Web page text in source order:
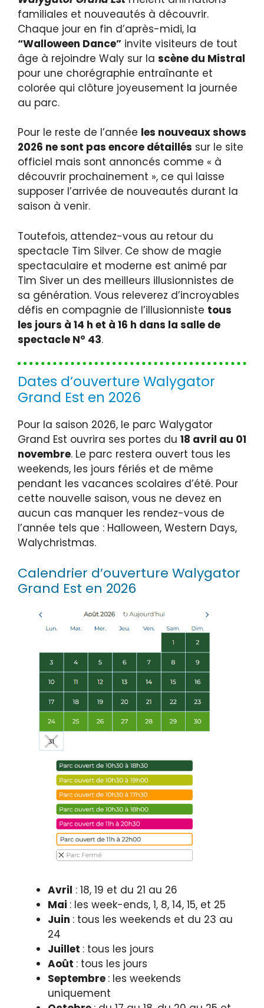
familiales et nouveautés à découvrir.
Chaque jour en fin d’après-midi, la
“Walloween Dance” invite visiteurs de tout
âge à rejoindre Waly sur la scène du Mistral
pour une chorégraphie entraînante et
colorée qui clôture joyeusement la journée
au parc.
Pour le reste de l’année les nouveaux shows
2026 ne sont pas encore détaillés sur le site
officiel mais sont annoncés comme « à
découvrir prochainement », ce qui laisse
supposer l’arrivée de nouveautés durant la
saison à venir.
Toutefois, attendez-vous au retour du
spectacle Tim Silver. Ce show de magie
spectaculaire et moderne est animé par
Tim Siver un des meilleurs illusionnistes de
sa génération. Vous releverez d’incroyables
défis en compagnie de l’illusionniste tous
les jours à 14 h et à 16 h dans la salle de
spectacle N° 43.
Dates d’ouverture Walygator
Grand Est en 2026
Pour la saison 2026, le parc Walygator
Grand Est ouvrira ses portes du 18 avril au 01
novembre. Le parc restera ouvert tous les
weekends, les jours fériés et de même
pendant les vacances scolaires d’été. Pour
cette nouvelle saison, vous ne devez en
aucun cas manquer les rendez-vous de
l’année tels que : Halloween, Western Days,
Walychristmas.
Calendrier d’ouverture Walygator
Grand Est en 2026
Avril : 18, 19 et du 21 au 26
Mai : les week-ends, 1, 8, 14, 15, et 25
Juin : tous les weekends et du 23 au
24
Juillet : tous les jours
Août : tous les jours
Septembre : les weekends
uniquement